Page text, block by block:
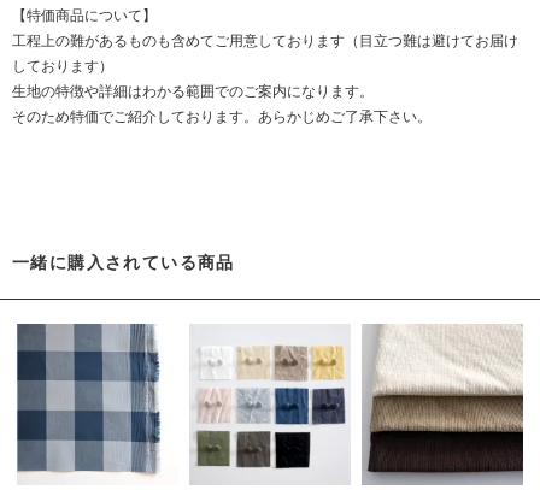
【特価商品について】
工程上の難があるものも含めてご用意しております（目立つ難は避けてお届け
しております）
生地の特徴や詳細はわかる範囲でのご案内になります。
そのため特価でご紹介しております。あらかじめご了承下さい。
一緒に購入されている商品